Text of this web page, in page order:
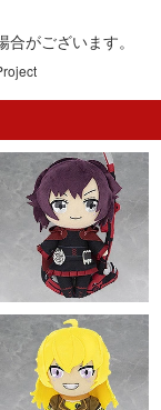
がございます。